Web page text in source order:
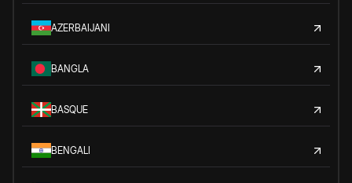
AZERBAIJANI
BANGLA
BASQUE
BENGALI